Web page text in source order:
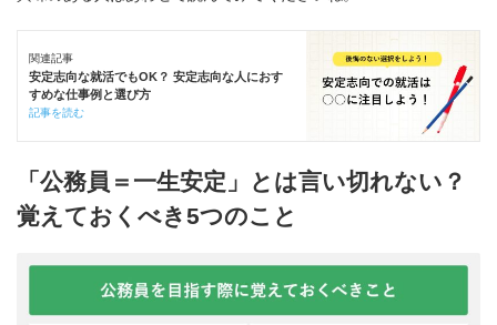
関連記事
安定志向な就活でもOK？ 安定志向な人におす
すめな仕事例と選び方
記事を読む
「公務員＝一生安定」とは言い切れない？
覚えておくべき5つのこと